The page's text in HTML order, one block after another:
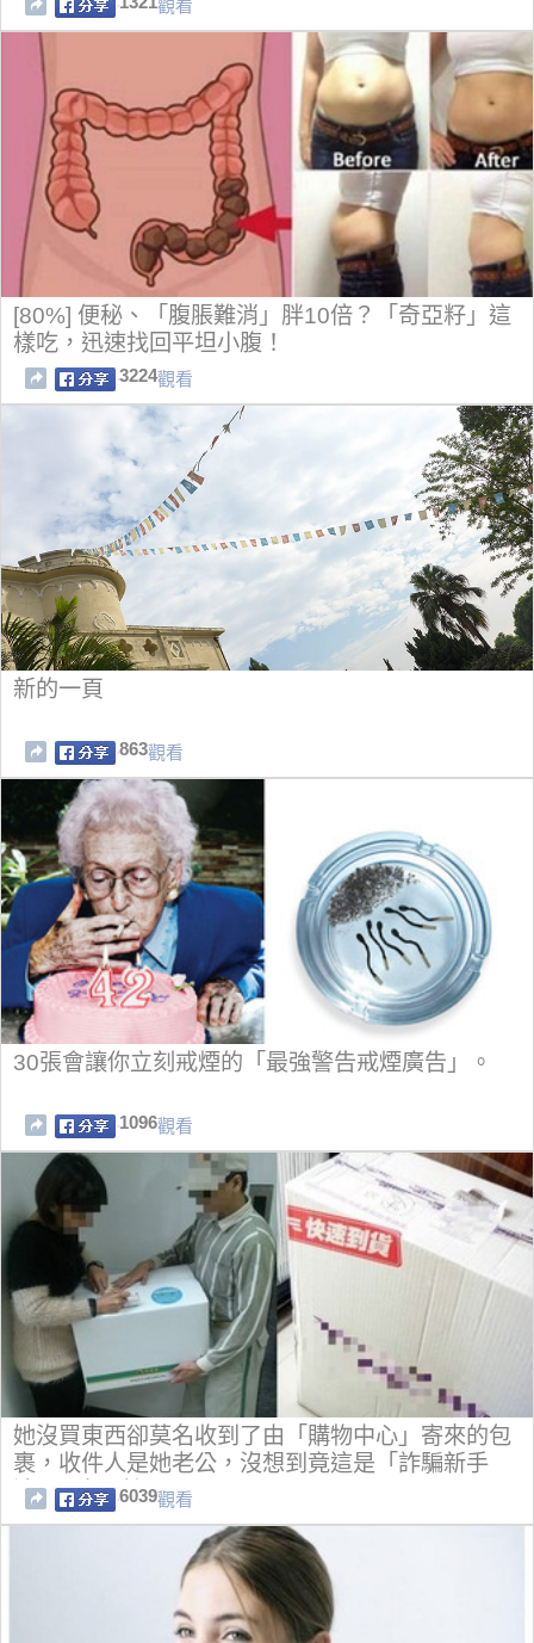
觀看
[80%] 便秘、「腹脹難消」胖10倍？「奇亞籽」這
樣吃，迅速找回平坦小腹！
3224觀看
新的一頁
863觀看
30張會讓你立刻戒煙的「最強警告戒煙廣告」。
1096觀看
她沒買東西卻莫名收到了由「購物中心」寄來的包
裹，收件人是她老公，沒想到竟這是「詐騙新手
法」...太可怕了!!
6039觀看